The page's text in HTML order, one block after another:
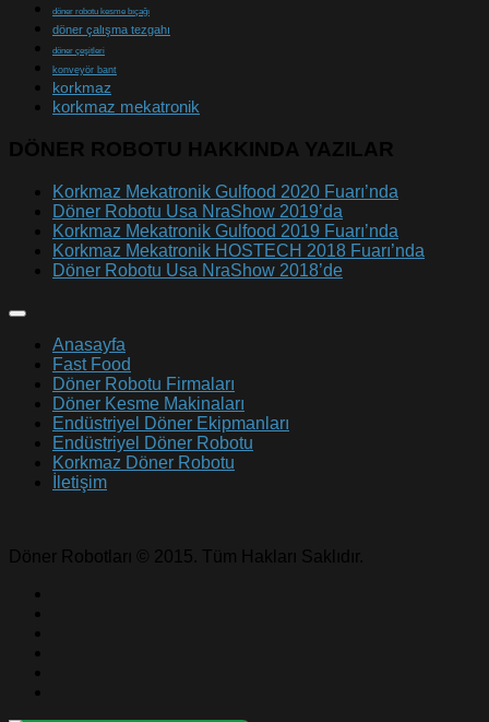
döner robotu kesme bıçağı
döner çalışma tezgahı
döner çeşitleri
konveyör bant
korkmaz
korkmaz mekatronik
DÖNER ROBOTU HAKKINDA YAZILAR
Korkmaz Mekatronik Gulfood 2020 Fuarı’nda
Döner Robotu Usa NraShow 2019’da
Korkmaz Mekatronik Gulfood 2019 Fuarı’nda
Korkmaz Mekatronik HOSTECH 2018 Fuarı’nda
Döner Robotu Usa NraShow 2018’de
Anasayfa
Fast Food
Döner Robotu Firmaları
Döner Kesme Makinaları
Endüstriyel Döner Ekipmanları
Endüstriyel Döner Robotu
Korkmaz Döner Robotu
İletişim
Döner Robotları © 2015. Tüm Hakları Saklıdır.